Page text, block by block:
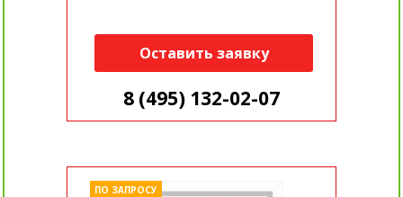
Оставить заявку
8 (495) 132-02-07
ПО ЗАПРОСУ